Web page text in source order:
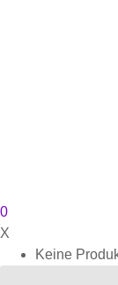
0
X
Keine